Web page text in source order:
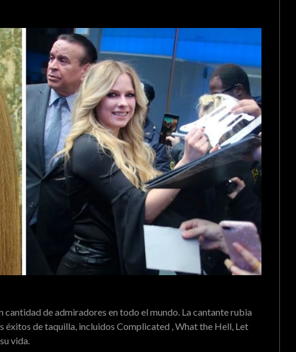
cantidad de admiradores en todo el mundo. La cantante rubia
éxitos de taquilla, incluidos Complicated , What the Hell, Let
vida.